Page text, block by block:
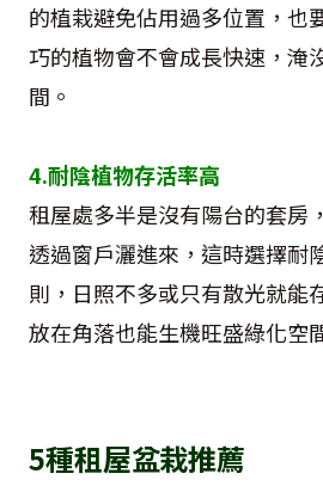
的植栽避免佔用過多位置，也
巧的植物會不會成長快速，淹
間。
4.耐陰植物存活率高
租屋處多半是沒有陽台的套房
透過窗戶灑進來，這時選擇耐
則，日照不多或只有散光就能
放在角落也能生機旺盛綠化空
5種租屋盆栽推薦